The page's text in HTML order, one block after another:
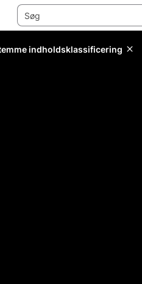
indholdsklassificering